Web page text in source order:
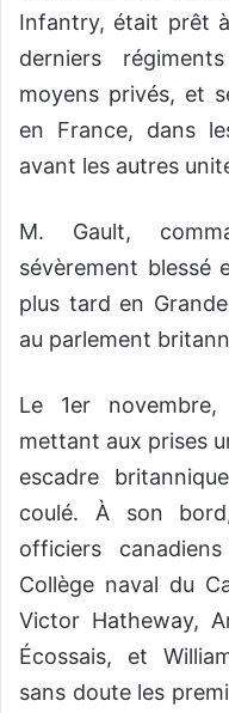
Infantry, était prêt à
derniers
moyens privés, et
en France, dans
avant les autres
M. Gault,
sévèrement blessé
plus tard en
au parlement
Le 1er novembre,
mettant aux prises
escadre
coulé. À son
officiers
Collège naval du
Victor Hatheway,
Écossais, et
sans doute les